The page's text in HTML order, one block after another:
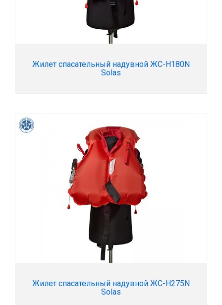
Жилет спасательный надувной ЖС-Н180N
Solas
Жилет спасательный надувной ЖС-Н275N
Solas